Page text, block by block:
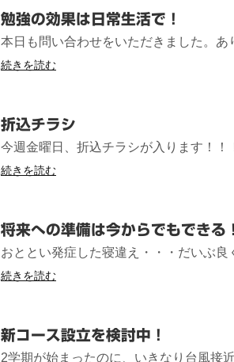
勉強の効果は日常生活で！
本日も問い合わせをいただきました。あ
続きを読む
折込チラシ
今週金曜日、折込チラシが入ります！！
続きを読む
将来への準備は今からでもできる！
おととい発症した寝違え・・・だいぶ良
続きを読む
新コース設立を検討中！
2学期が始まったのに、いきなり台風接